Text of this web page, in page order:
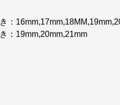
：
：19mm,20mm,21mm